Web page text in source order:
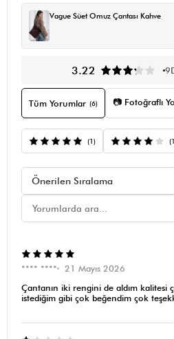
Vague Süet Omuz Çantası Kahve
3.22 9
Tüm Yorumlar (6) 📷 Fotoğraflı
(1)
Önerilen Sıralama
**** ****
21 Mayıs 2026
Çantanın iki rengini de aldım kalitesi
istediğim gibi çok beğendim çok